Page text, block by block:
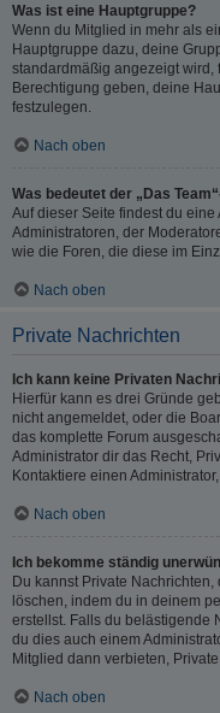
Was ist eine Hauptgruppe?
Wenn du Mitglied in mehr als
Hauptgruppe dazu, deine
standardmäßig angezeigt wird,
Berechtigung geben, deine
festzulegen.
Nach oben
Was bedeutet der „Das
Auf dieser Seite findest du
Administratoren, der
wie die Foren, die diese im
Nach oben
Private Nachrichten
Ich kann keine Privaten
Hierfür kann es drei Gründe
nicht angemeldet, oder die
das komplette Forum
Administrator dir das Recht,
Kontaktiere einen
Nach oben
Ich bekomme ständig
Du kannst Private
löschen, indem du in deinem
erstellst. Falls du belästigende
du dies auch einem
Mitglied dann verbieten,
Nach oben